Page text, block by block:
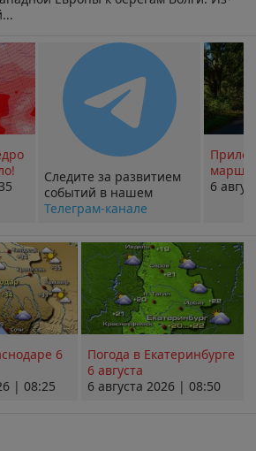
Следите за развитием
событий в нашем
Телеграм-канале
6
6
| 08:25
Погода в Екатеринбурге
6 августа
6 августа 2026 | 08:50